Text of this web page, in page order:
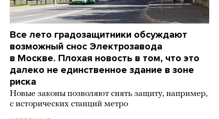
Все лето градозащитники обсуждают
возможный снос Электрозавода
в Москве. Плохая новость в том, что это
далеко не единственное здание в зоне
риска
Новые законы позволяют снять защиту, например,
с исторических станций метро